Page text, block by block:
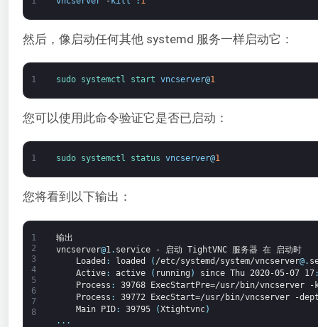
然后，像启动任何其他 systemd 服务一样启动它：
1 sudo systemctl start vncserver@1
您可以使用此命令验证它是否已启动：
1 sudo systemctl status vncserver@1
您将看到以下输出：
1
2
3
4
5
6
7
8
输出
vncserver@1 . service - 启动 TightVNC 服务器 在
启动时
Loaded : loaded ( /etc/systemd/system/vncserver@.
Active: active ( running ) since Thu 2020-05-07 17
Process : 39768 ExecStartPre=/usr/bin/vncserver
-
Process : 39772 ExecStart=/usr/bin/vncserver
-
Main
PID: 39795 (Xtightvnc)
. . .